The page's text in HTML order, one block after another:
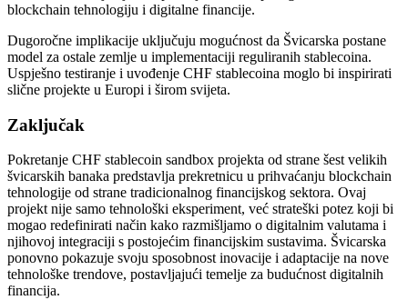
blockchain tehnologiju i digitalne financije.
Dugoročne implikacije uključuju mogućnost da Švicarska postane
model za ostale zemlje u implementaciji reguliranih stablecoina.
Uspješno testiranje i uvođenje CHF stablecoina moglo bi inspirirati
slične projekte u Europi i širom svijeta.
Zaključak
Pokretanje CHF stablecoin sandbox projekta od strane šest velikih
švicarskih banaka predstavlja prekretnicu u prihvaćanju blockchain
tehnologije od strane tradicionalnog financijskog sektora. Ovaj
projekt nije samo tehnološki eksperiment, već strateški potez koji bi
mogao redefinirati način kako razmišljamo o digitalnim valutama i
njihovoj integraciji s postojećim financijskim sustavima. Švicarska
ponovno pokazuje svoju sposobnost inovacije i adaptacije na nove
tehnološke trendove, postavljajući temelje za budućnost digitalnih
financija.